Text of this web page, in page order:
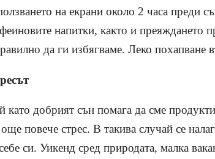
на екрани около 2 часа преди
напитки, както и преяждането
да ги избягваме. Леко похапване
като добрият сън помага да сме
повече стрес. В такива случай се
си. Уикенд сред природата, малка